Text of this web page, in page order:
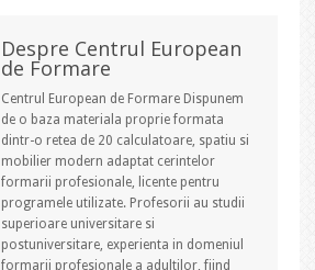
Despre Centrul European
de Formare
Centrul European de Formare Dispunem
de o baza materiala proprie formata
dintr-o retea de 20 calculatoare, spatiu si
mobilier modern adaptat cerintelor
formarii profesionale, licente pentru
programele utilizate. Profesorii au studii
superioare universitare si
postuniversitare, experienta in domeniul
formarii profesionale a adultilor, fiind